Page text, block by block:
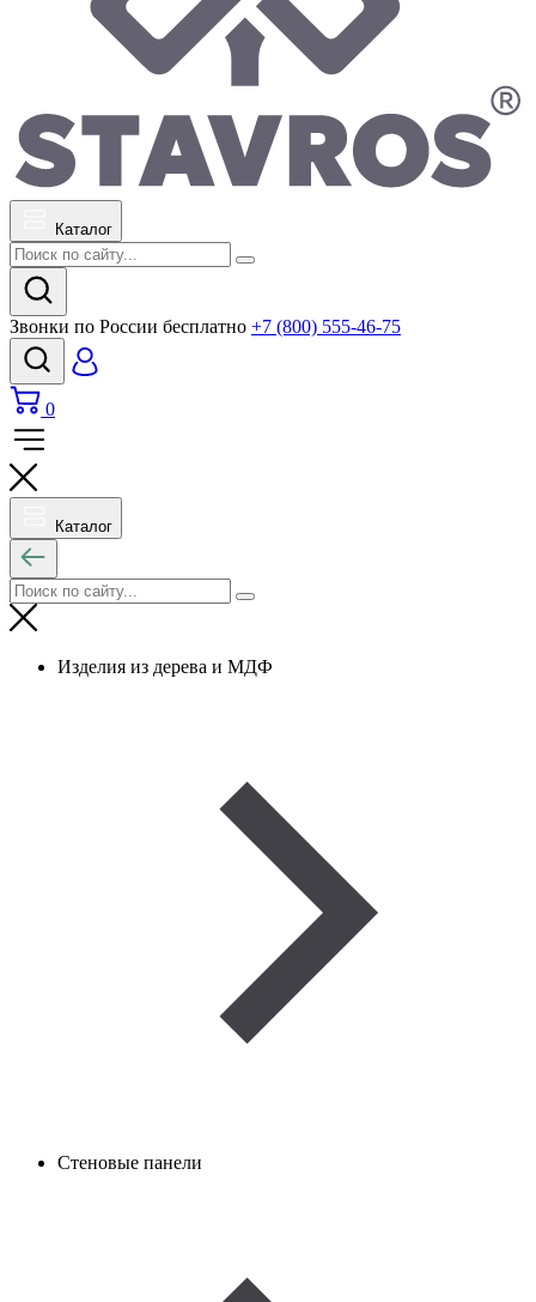
Каталог
Звонки по России бесплатно +7 (800) 555-46-75
0
Каталог
Изделия из дерева и МДФ
Стеновые панели